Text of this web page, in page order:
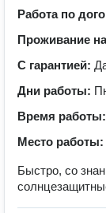
Работа по
Проживание
С гарантией:
Дни работы:
Время работы:
Место работы:
Быстро, со